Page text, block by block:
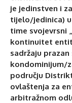
je jedinstven i
tijelo/jedinica)
time svojevrsni
kontinuitet
sadržaju
kondominijum/
području
ovlaštenja za
arbitražnom